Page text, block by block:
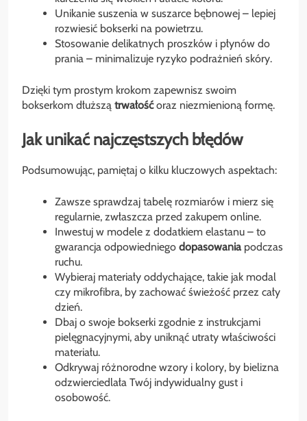
Unikanie suszenia w suszarce bębnowej – lepiej
rozwiesić bokserki na powietrzu.
Stosowanie delikatnych proszków i płynów do
prania – minimalizuje ryzyko podrażnień skóry.
Dzięki tym prostym krokom zapewnisz swoim
bokserkom dłuższą trwałośćoraz niezmienioną formę.
Jak unikać najczęstszych błędów
Podsumowując, pamiętaj o kilku kluczowych aspektach:
Zawsze sprawdzaj tabelę rozmiarów i mierz się
regularnie, zwłaszcza przed zakupem online.
Inwestuj w modele z dodatkiem elastanu – to
gwarancja odpowiedniego dopasowaniapodczas
ruchu.
Wybieraj materiały oddychające, takie jak modal
czy mikrofibra, by zachować świeżość przez cały
dzień.
Dbaj o swoje bokserki zgodnie z instrukcjami
pielęgnacyjnymi, aby uniknąć utraty właściwości
materiału.
Odkrywaj różnorodne wzory i kolory, by bielizna
odzwierciedlała Twój indywidualny gust i
osobowość.